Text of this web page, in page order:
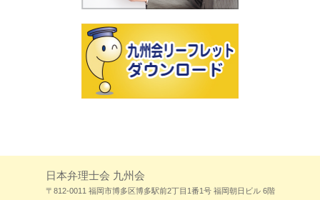
日本弁理士会 九州会
〒812-0011 福岡市博多区博多駅前2丁目1番1号 福岡朝日ビル 6階